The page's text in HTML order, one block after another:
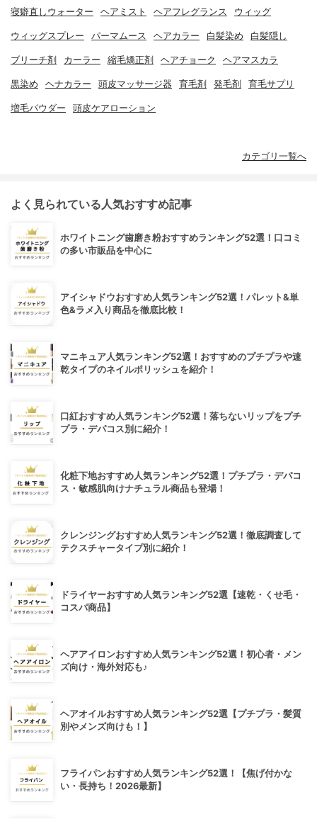
寝癖直しウォーター ヘアミスト ヘアフレグランス ウィッグ
ウィッグスプレー パーマムース ヘアカラー 白髪染め 白髪隠し
ブリーチ剤 カーラー 縮毛矯正剤 ヘアチョーク ヘアマスカラ
黒染め ヘナカラー 頭皮マッサージ器 育毛剤 発毛剤 育毛サプリ
増毛パウダー 頭皮ケアローション
カテゴリ一覧へ
よく見られている人気おすすめ記事
ホワイトニング歯磨き粉おすすめランキング52選！口コミ
の多い市販品を中心に
アイシャドウおすすめ人気ランキング52選！パレット&単
色&ラメ入り商品を徹底比較！
マニキュア人気ランキング52選！おすすめのプチプラや速
乾タイプのネイルポリッシュを紹介！
口紅おすすめ人気ランキング52選！落ちないリップをプチ
プラ・デパコス別に紹介！
化粧下地おすすめ人気ランキング52選！プチプラ・デパコ
ス・敏感肌向けナチュラル商品も登場！
クレンジングおすすめ人気ランキング52選！徹底調査して
テクスチャータイプ別に紹介！
ドライヤーおすすめ人気ランキング52選【速乾・くせ毛・
コスパ商品】
ヘアアイロンおすすめ人気ランキング52選！初心者・メン
ズ向け・海外対応も♪
ヘアオイルおすすめ人気ランキング52選【プチプラ・髪質
別やメンズ向けも！】
フライパンおすすめ人気ランキング52選！【焦げ付かな
い・長持ち！2026最新】